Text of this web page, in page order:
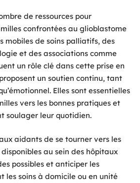
de ressources pour
confrontées au glioblastome
mobiles de soins palliatifs, des
et des associations comme
un rôle clé dans cette prise en
un soutien continu, tant
Elles sont essentielles
vers les bonnes pratiques et
soulager leur quotidien.
aidants de se tourner vers les
au sein des hôpitaux
possibles et anticiper les
les soins à domicile ou en unité